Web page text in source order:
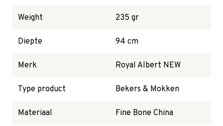
Weight 235 gr
Diepte 94 cm
Merk Royal Albert NEW
Type product Bekers & Mokken
Materiaal Fine Bone China